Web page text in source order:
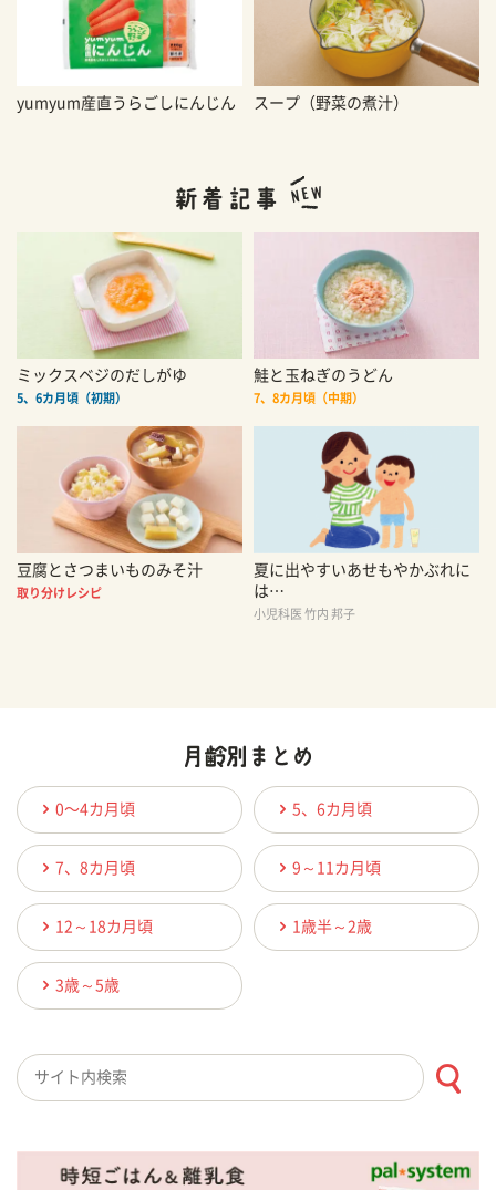
yumyum産直うらごしにんじん スープ（野菜の煮汁）
ミックスベジのだしがゆ
5、6カ月頃（初期）
鮭と玉ねぎのうどん
7、8カ月頃（中期）
豆腐とさつまいものみそ汁
取り分けレシピ
夏に出やすいあせもやかぶれに
は…
小児科医 竹内 邦子
0〜4カ月頃 5、6カ月頃
7、8カ月頃 9～11カ月頃
12～18カ月頃 1歳半～2歳
3歳～5歳
検索キーワード入力